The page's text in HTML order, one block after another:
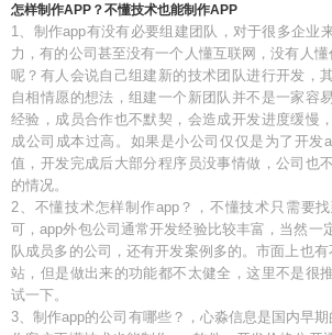
怎样制作APP？不懂技术也能制作APP
1、制作app有没有必要组建团队，对于很多企业
力，有的公司甚至没有一个人懂互联网，没有人
呢？有人会说自己组建新的技术团队进行开发，
自相情愿的想法，组建一个新团队并不是一家容
经验，成员合作也不默契，会造成开发进度缓慢
成公司成本过高。如果是小公司仅仅是为了开发
值，开发完成后大部分程序员没事情做，公司也
的情况。
2、不懂技术怎样制作app？，不懂技术只需要
可，app外包公司通常开发经验比较丰富，当然一
队成员多的公司，还有开发案例多的。市面上也
站，但是做出来的功能都不太健全，这里不是很
试一下。
3、制作app的公司有哪些？，心淼信息是国内早